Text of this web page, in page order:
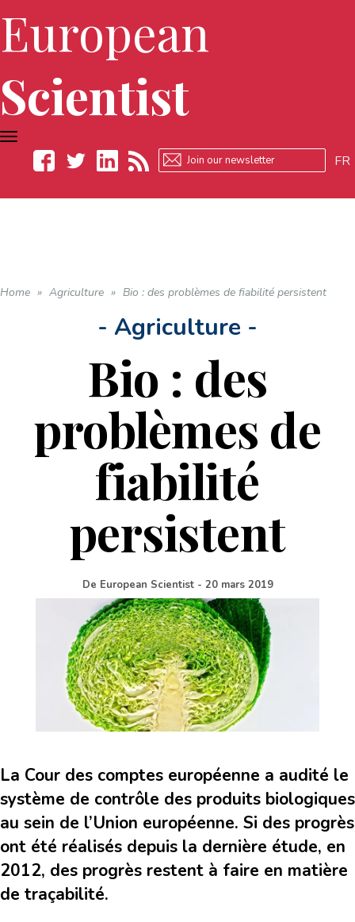
European
Scientist
FR
TOGGLE
NAVIGATION
Home » Agriculture » Bio : des problèmes de fiabilité persistent
- Agriculture -
Bio : des
problèmes de
fiabilité
persistent
De European Scientist - 20 mars 2019
La Cour des comptes européenne a audité le
système de contrôle des produits biologiques
au sein de l’Union européenne. Si des progrès
ont été réalisés depuis la dernière étude, en
2012, des progrès restent à faire en matière
de traçabilité.